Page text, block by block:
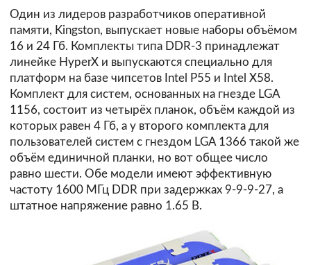
Один из лидеров разработчиков оперативной
памяти, Kingston, выпускает новые наборы объёмом
16 и 24 Гб. Комплекты типа DDR-3 принадлежат
линейке HyperX и выпускаются специально для
платформ на базе чипсетов Intel P55 и Intel X58.
Комплект для систем, основанных на гнезде LGA
1156, состоит из четырёх планок, объём каждой из
которых равен 4 Гб, а у второго комплекта для
пользователей систем с гнездом LGA 1366 такой же
объём единичной планки, но вот общее число
равно шести. Обе модели имеют эффективную
частоту 1600 МГц DDR при задержках 9-9-9-27, а
штатное напряжение равно 1.65 В.